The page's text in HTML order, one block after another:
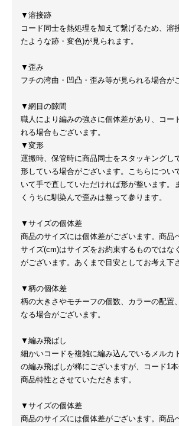
▼溶接跡
コード同士を熱処理を加えて繋げるため、溶
たような跡・変色)が見られます。
▼歪み
フチの湾曲・凹凸・歪み等が見られる場合が
▼網目の隙間
職人により編みの強さに個体差があり、コー
れる場合もございます。
▼変形
運搬時、保管時に商品同士をスタッキングし
形している場合がございます。こちらについ
いて手で直していただければ形が整います。
くうちに馴染んで歪みは整って参ります。
▼サイズの個体差
商品のサイズには個体差がございます。商品
サイズ(cm)はサイズをお約束するものではな
がございます。あくまで目安としてお考え下
▼柄の個体差
柄の大きさやモチーフの個数、カラーの配置
なる場合がございます。
▼編み飛ばし
細かいコードを複雑に編み込んでいるメルカ
の編み飛ばしが稀にございますが、コード1
商品特性とさせていただきます。
▼サイズの個体差
商品のサイズには個体差がございます。商品